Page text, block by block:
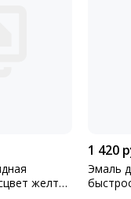
желто-
1 420
Эмаль